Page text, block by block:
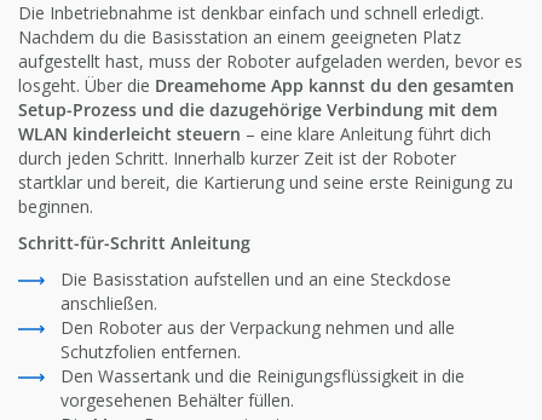
Die Inbetriebnahme ist denkbar einfach und schnell erledigt.
Nachdem du die Basisstation an einem geeigneten Platz
aufgestellt hast, muss der Roboter aufgeladen werden, bevor es
losgeht. Über die Dreamehome App kannst du den gesamten
Setup-Prozess und die dazugehörige Verbindung mit dem
WLAN kinderleicht steuern – eine klare Anleitung führt dich
durch jeden Schritt. Innerhalb kurzer Zeit ist der Roboter
startklar und bereit, die Kartierung und seine erste Reinigung zu
beginnen.
Schritt-für-Schritt Anleitung
Die Basisstation aufstellen und an eine Steckdose
anschließen.
Den Roboter aus der Verpackung nehmen und alle
Schutzfolien entfernen.
Den Wassertank und die Reinigungsflüssigkeit in die
vorgesehenen Behälter füllen.